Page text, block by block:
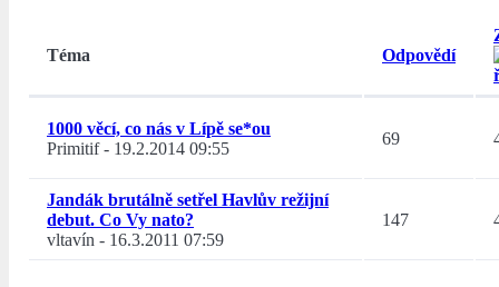
Téma Odpovědí
1000 věcí, co nás v Lípě se*ou
Primitif- 19.2.2014 09:55
69
Jandák brutálně setřel Havlův režijní
debut. Co Vy nato?
vltavín - 16.3.2011 07:59
147